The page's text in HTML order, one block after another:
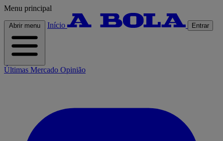
Menu principal
Abrir menu Início Entrar
Últimas Mercado Opinião